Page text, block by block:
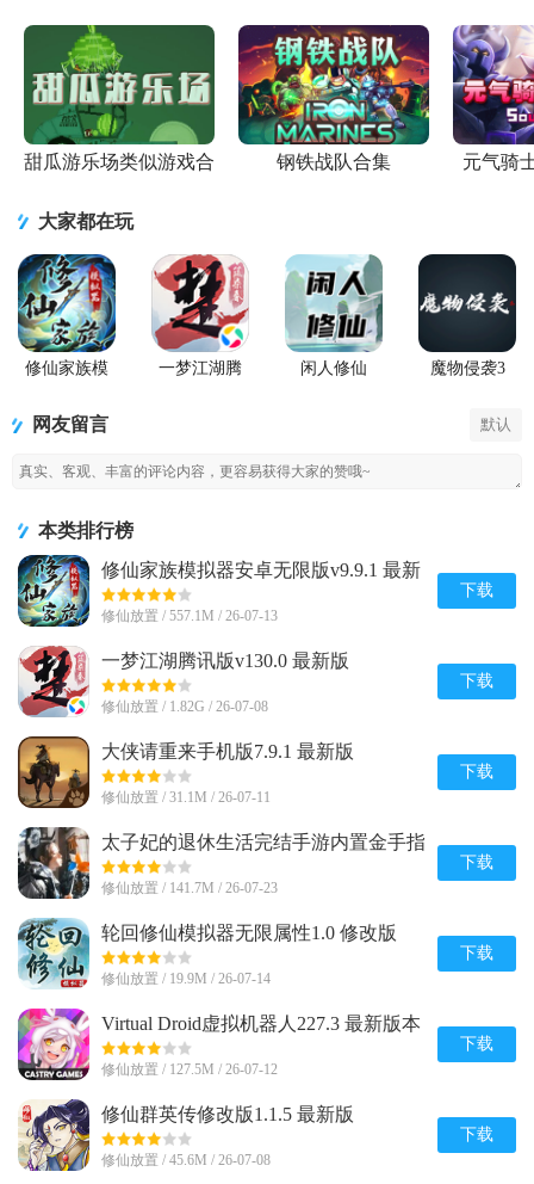
甜瓜游乐场类似游戏合
钢铁战队合集 元气骑
大家都在玩
修仙家族模
一梦江湖腾
闲人修仙 魔物侵袭3
网友留言 默认
本类排行榜
修仙家族模拟器安卓无限版v9.9.1 最新
手机版
修仙放置 / 557.1M / 26-07-13
下载
一梦江湖腾讯版v130.0 最新版
修仙放置 / 1.82G / 26-07-08
下载
大侠请重来手机版7.9.1 最新版
修仙放置 / 31.1M / 26-07-11
下载
太子妃的退休生活完结手游内置金手指
修仙放置 / 141.7M / 26-07-23
下载
轮回修仙模拟器无限属性1.0 修改版
修仙放置 / 19.9M / 26-07-14
下载
Virtual Droid虚拟机器人227.3 最新版本
修仙放置 / 127.5M / 26-07-12
下载
修仙群英传修改版1.1.5 最新版
修仙放置 / 45.6M / 26-07-08
下载